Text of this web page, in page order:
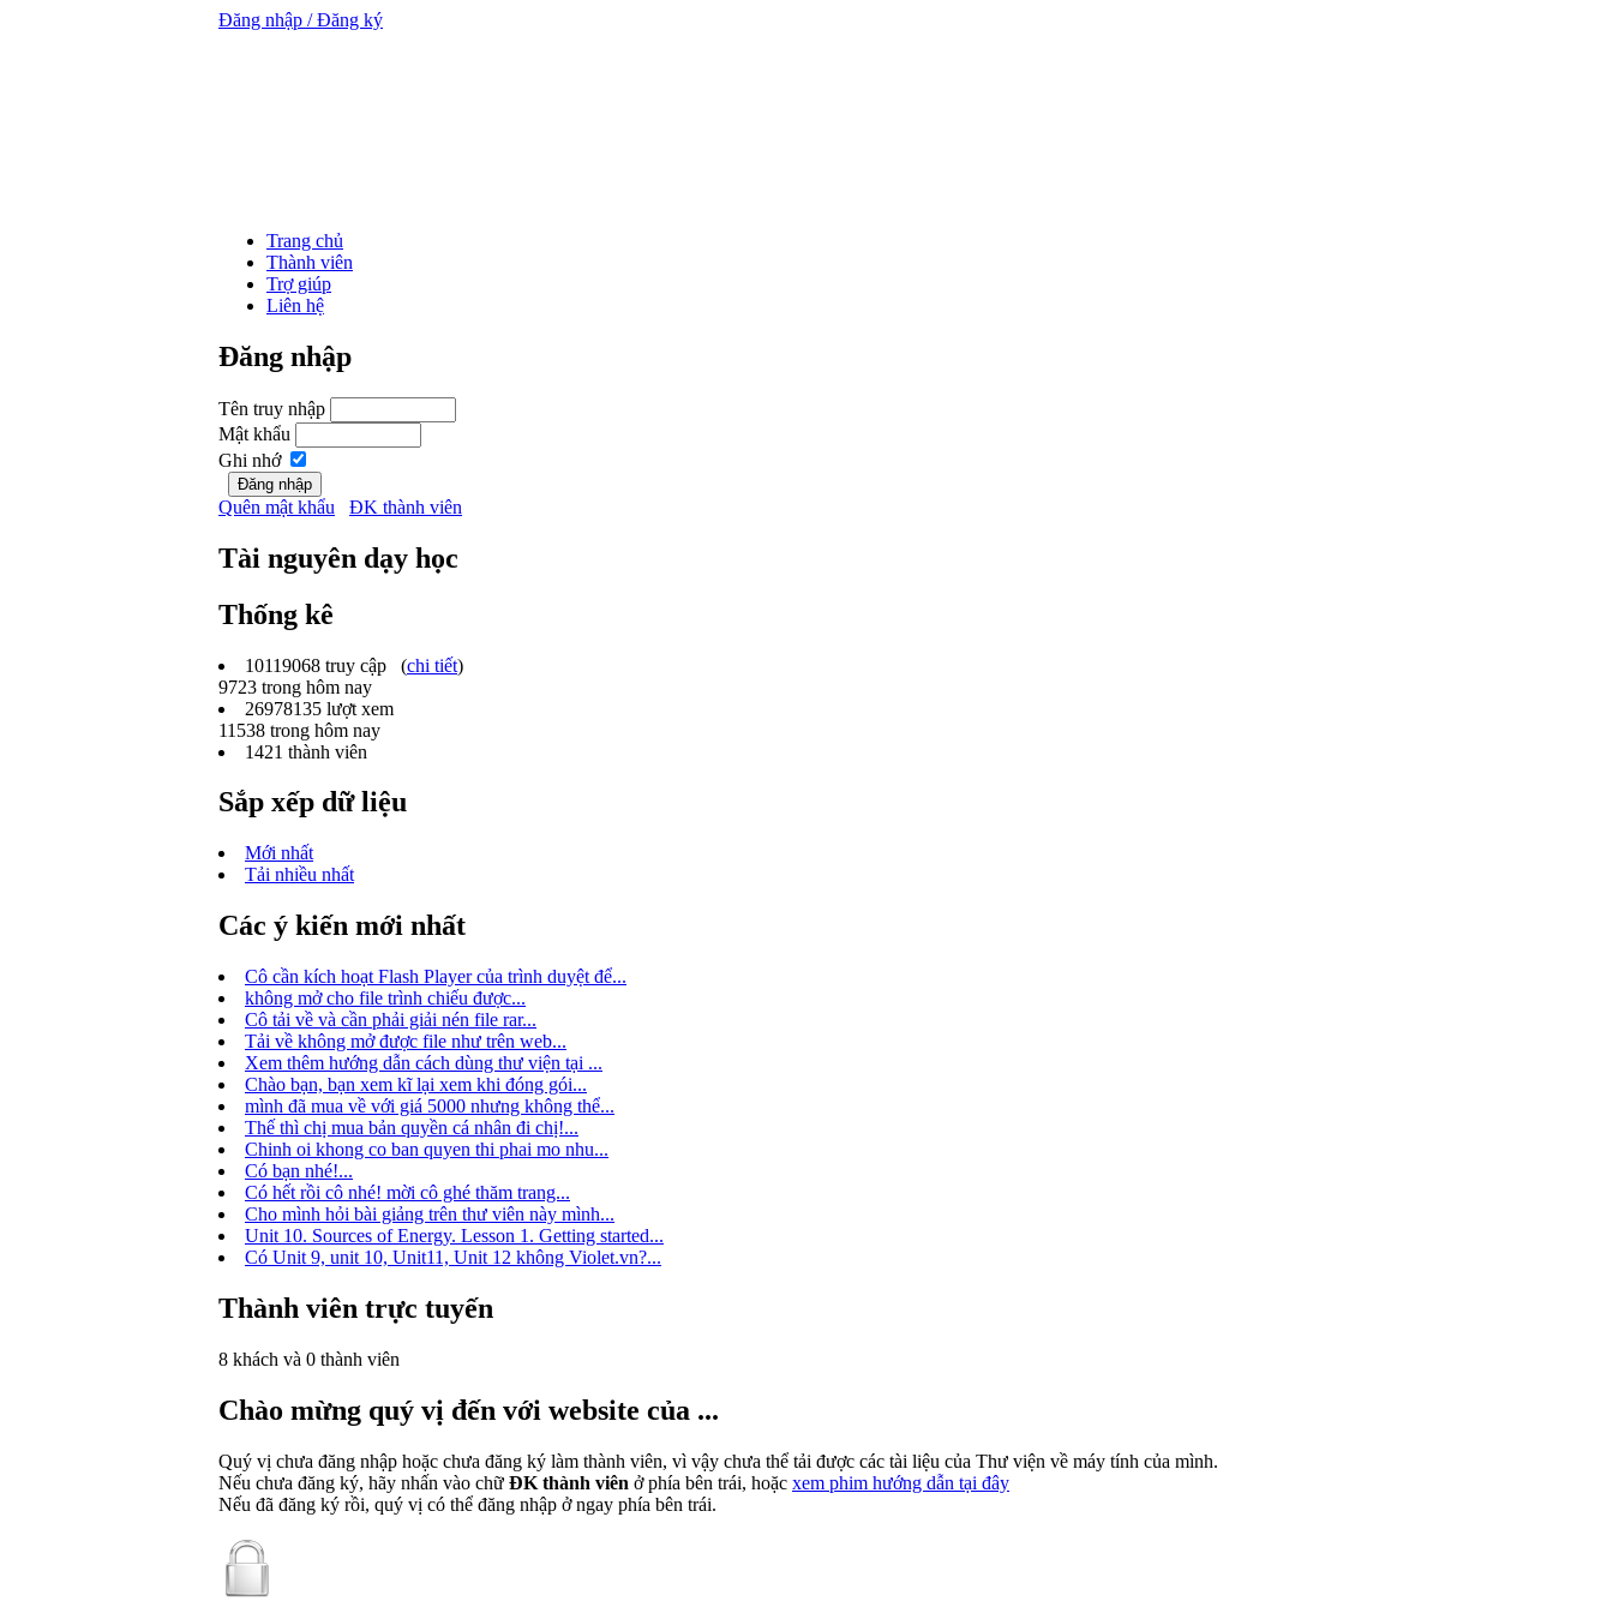
Đăng nhập / Đăng ký
Trang chủ
Thành viên
Trợ giúp
Liên hệ
Đăng nhập
Tên truy nhập
Mật khẩu
Ghi nhớ
Quên mật khẩu ĐK thành viên
Tài nguyên dạy học
Thống kê
10119068 truy cập (chi tiết)
9723 trong hôm nay
26978135 lượt xem
11538 trong hôm nay
1421 thành viên
Sắp xếp dữ liệu
Mới nhất
Tải nhiều nhất
Các ý kiến mới nhất
Cô cần kích hoạt Flash Player của trình duyệt để...
không mở cho file trình chiếu được...
Cô tải về và cần phải giải nén file rar...
Tải về không mở được file như trên web...
Xem thêm hướng dẫn cách dùng thư viện tại ...
Chào bạn, bạn xem kĩ lại xem khi đóng gói...
mình đã mua về với giá 5000 nhưng không thể...
Thế thì chị mua bản quyền cá nhân đi chị!...
Chinh oi khong co ban quyen thi phai mo nhu...
Có bạn nhé!...
Có hết rồi cô nhé! mời cô ghé thăm trang...
Cho mình hỏi bài giảng trên thư viên này mình...
Unit 10. Sources of Energy. Lesson 1. Getting started...
Có Unit 9, unit 10, Unit11, Unit 12 không Violet.vn?...
Thành viên trực tuyến
8 khách và 0 thành viên
Chào mừng quý vị đến với website của ...
Quý vị chưa đăng nhập hoặc chưa đăng ký làm thành viên, vì vậy chưa thể tải được các tài liệu của Thư viện về máy tính của mình.
Nếu chưa đăng ký, hãy nhấn vào chữ ĐK thành viên ở phía bên trái, hoặc xem phim hướng dẫn tại đây
Nếu đã đăng ký rồi, quý vị có thể đăng nhập ở ngay phía bên trái.